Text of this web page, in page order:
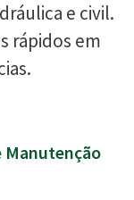
e civil.
rápidos em
Manutenção